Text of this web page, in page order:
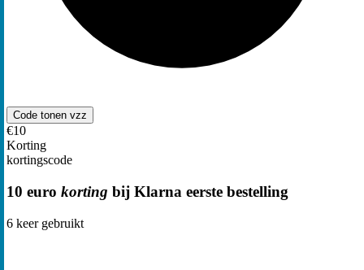
Code tonen vzz
€10
Korting
kortingscode
10 euro korting bij Klarna eerste bestelling
6 keer gebruikt